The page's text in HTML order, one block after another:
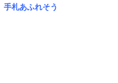
手札あふれそう